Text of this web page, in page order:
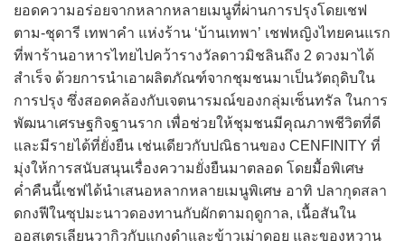
ยอดความอร่อยจากหลากหลายเมนูที่ผ่านการปรุงโดยเชฟ
ตาม-ชุดารี เทพาคำ แห่งร้าน ‘บ้านเทพา’ เชฟหญิงไทยคนแรก
ที่พาร้านอาหารไทยไปคว้ารางวัลดาวมิชลินถึง 2 ดวงมาได้
สำเร็จ ด้วยการนำเอาผลิตภัณฑ์จากชุมชนมาเป็นวัตถุดิบใน
การปรุง ซึ่งสอดคล้องกับเจตนารมณ์ของกลุ่มเซ็นทรัล ในการ
พัฒนาเศรษฐกิจฐานราก เพื่อช่วยให้ชุมชนมีคุณภาพชีวิตที่ดี
และมีรายได้ที่ยั่งยืน เช่นเดียวกับปณิธานของ CENFINITY ที่
มุ่งให้การสนับสนุนเรื่องความยั่งยืนมาตลอด โดยมื้อพิเศษ
ค่ำคืนนี้เชฟได้นำเสนอหลากหลายเมนูพิเศษ อาทิ ปลากุดสลา
ดกงฟีในซุปมะนาวดองทานกับผักตามฤดูกาล, เนื้อสันใน
ออสเตรเลียนวากิวกับแกงดำและข้าวเม่าดอย และของหวาน